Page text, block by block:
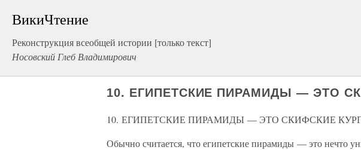
ВикиЧтение
Реконструкция всеобщей истории [только текст]
Носовский Глеб Владимирович
10. ЕГИПЕТСКИЕ ПИРАМИДЫ — ЭТО
10. ЕГИПЕТСКИЕ ПИРАМИДЫ — ЭТО СКИФСКИЕ
Обычно считается, что египетские пирамиды — это нечто